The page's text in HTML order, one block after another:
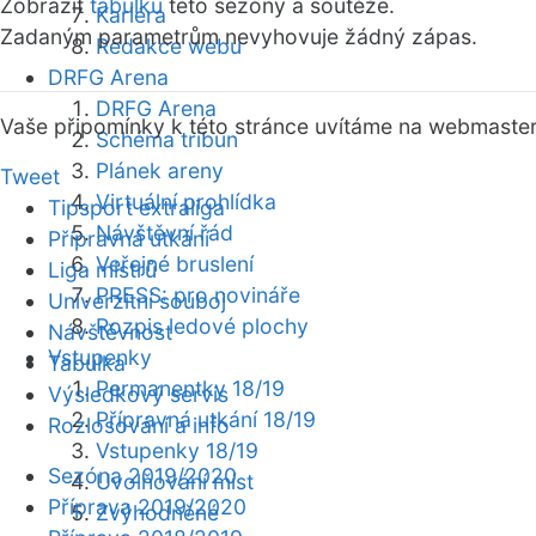
Kariéra
Redakce webu
DRFG Arena
DRFG Arena
Schéma tribun
Plánek areny
Virtuální prohlídka
Návštěvní řád
Veřejné bruslení
PRESS: pro novináře
Rozpis ledové plochy
Vstupenky
Permanentky 18/19
Přípravná utkání 18/19
Vstupenky 18/19
Uvolňování míst
Zvýhodněné
Zobrazit tabulku této sezóny a soutěže.
Zadaným parametrům nevyhovuje žádný zápas.
Vaše připomínky k této stránce uvítáme na webmaster
Tweet
Tipsport extraliga
Přípravná utkání
Liga mistrů
Univerzitní souboj
Návštěvnost
Tabulka
Výsledkový servis
Rozlosování a info
Sezóna 2019/2020
Příprava 2019/2020